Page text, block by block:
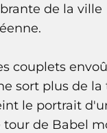
de la ville
couplets
sort plus de la
le portrait
tour de Babel